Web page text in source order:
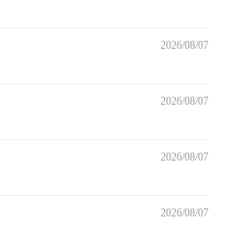
2026/08/07
2026/08/07
2026/08/07
2026/08/07